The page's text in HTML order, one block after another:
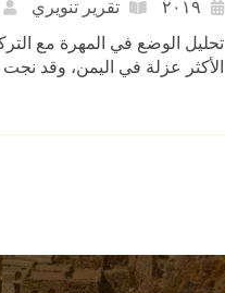
تقرير تنويري
تحليل الوضع في المهرة مع
الأكثر عزلة في اليمن، وقد